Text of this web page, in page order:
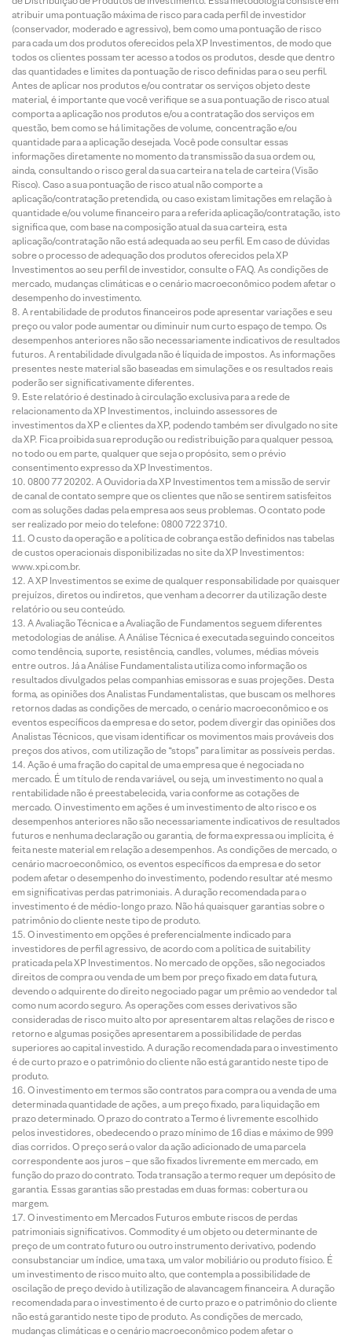
atribuir uma pontuação máxima de risco para cada perfil de investidor
(conservador, moderado e agressivo), bem como uma pontuação de risco
para cada um dos produtos oferecidos pela XP Investimentos, de modo que
todos os clientes possam ter acesso a todos os produtos, desde que dentro
das quantidades e limites da pontuação de risco definidas para o seu perfil.
Antes de aplicar nos produtos e/ou contratar os serviços objeto deste
material, é importante que você verifique se a sua pontuação de risco atual
comporta a aplicação nos produtos e/ou a contratação dos serviços em
questão, bem como se há limitações de volume, concentração e/ou
quantidade para a aplicação desejada. Você pode consultar essas
informações diretamente no momento da transmissão da sua ordem ou,
ainda, consultando o risco geral da sua carteira na tela de carteira (Visão
Risco). Caso a sua pontuação de risco atual não comporte a
aplicação/contratação pretendida, ou caso existam limitações em relação à
quantidade e/ou volume financeiro para a referida aplicação/contratação, isto
significa que, com base na composição atual da sua carteira, esta
aplicação/contratação não está adequada ao seu perfil. Em caso de dúvidas
sobre o processo de adequação dos produtos oferecidos pela XP
Investimentos ao seu perfil de investidor, consulte o FAQ. As condições de
mercado, mudanças climáticas e o cenário macroeconômico podem afetar o
desempenho do investimento.
A rentabilidade de produtos financeiros pode apresentar variações e seu
preço ou valor pode aumentar ou diminuir num curto espaço de tempo. Os
desempenhos anteriores não são necessariamente indicativos de resultados
futuros. A rentabilidade divulgada não é líquida de impostos. As informações
presentes neste material são baseadas em simulações e os resultados reais
poderão ser significativamente diferentes.
Este relatório é destinado à circulação exclusiva para a rede de
relacionamento da XP Investimentos, incluindo assessores de
investimentos da XP e clientes da XP, podendo também ser divulgado no site
da XP. Fica proibida sua reprodução ou redistribuição para qualquer pessoa,
no todo ou em parte, qualquer que seja o propósito, sem o prévio
consentimento expresso da XP Investimentos.
0800 77 20202. A Ouvidoria da XP Investimentos tem a missão de servir
de canal de contato sempre que os clientes que não se sentirem satisfeitos
com as soluções dadas pela empresa aos seus problemas. O contato pode
ser realizado por meio do telefone: 0800 722 3710.
O custo da operação e a política de cobrança estão definidos nas tabelas
de custos operacionais disponibilizadas no site da XP Investimentos:
www.xpi.com.br.
A XP Investimentos se exime de qualquer responsabilidade por quaisquer
prejuízos, diretos ou indiretos, que venham a decorrer da utilização deste
relatório ou seu conteúdo.
A Avaliação Técnica e a Avaliação de Fundamentos seguem diferentes
metodologias de análise. A Análise Técnica é executada seguindo conceitos
como tendência, suporte, resistência, candles, volumes, médias móveis
entre outros. Já a Análise Fundamentalista utiliza como informação os
resultados divulgados pelas companhias emissoras e suas projeções. Desta
forma, as opiniões dos Analistas Fundamentalistas, que buscam os melhores
retornos dadas as condições de mercado, o cenário macroeconômico e os
eventos específicos da empresa e do setor, podem divergir das opiniões dos
Analistas Técnicos, que visam identificar os movimentos mais prováveis dos
preços dos ativos, com utilização de “stops” para limitar as possíveis perdas.
Ação é uma fração do capital de uma empresa que é negociada no
mercado. É um título de renda variável, ou seja, um investimento no qual a
rentabilidade não é preestabelecida, varia conforme as cotações de
mercado. O investimento em ações é um investimento de alto risco e os
desempenhos anteriores não são necessariamente indicativos de resultados
futuros e nenhuma declaração ou garantia, de forma expressa ou implícita, é
feita neste material em relação a desempenhos. As condições de mercado, o
cenário macroeconômico, os eventos específicos da empresa e do setor
podem afetar o desempenho do investimento, podendo resultar até mesmo
em significativas perdas patrimoniais. A duração recomendada para o
investimento é de médio-longo prazo. Não há quaisquer garantias sobre o
patrimônio do cliente neste tipo de produto.
O investimento em opções é preferencialmente indicado para
investidores de perfil agressivo, de acordo com a política de suitability
praticada pela XP Investimentos. No mercado de opções, são negociados
direitos de compra ou venda de um bem por preço fixado em data futura,
devendo o adquirente do direito negociado pagar um prêmio ao vendedor tal
como num acordo seguro. As operações com esses derivativos são
consideradas de risco muito alto por apresentarem altas relações de risco e
retorno e algumas posições apresentarem a possibilidade de perdas
superiores ao capital investido. A duração recomendada para o investimento
é de curto prazo e o patrimônio do cliente não está garantido neste tipo de
produto.
O investimento em termos são contratos para compra ou a venda de uma
determinada quantidade de ações, a um preço fixado, para liquidação em
prazo determinado. O prazo do contrato a Termo é livremente escolhido
pelos investidores, obedecendo o prazo mínimo de 16 dias e máximo de 999
dias corridos. O preço será o valor da ação adicionado de uma parcela
correspondente aos juros – que são fixados livremente em mercado, em
função do prazo do contrato. Toda transação a termo requer um depósito de
garantia. Essas garantias são prestadas em duas formas: cobertura ou
margem.
O investimento em Mercados Futuros embute riscos de perdas
patrimoniais significativos. Commodity é um objeto ou determinante de
preço de um contrato futuro ou outro instrumento derivativo, podendo
consubstanciar um índice, uma taxa, um valor mobiliário ou produto físico. É
um investimento de risco muito alto, que contempla a possibilidade de
oscilação de preço devido à utilização de alavancagem financeira. A duração
recomendada para o investimento é de curto prazo e o patrimônio do cliente
não está garantido neste tipo de produto. As condições de mercado,
mudanças climáticas e o cenário macroeconômico podem afetar o